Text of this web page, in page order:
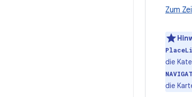
Zum
die
die